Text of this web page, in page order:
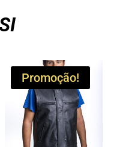
Promoção!